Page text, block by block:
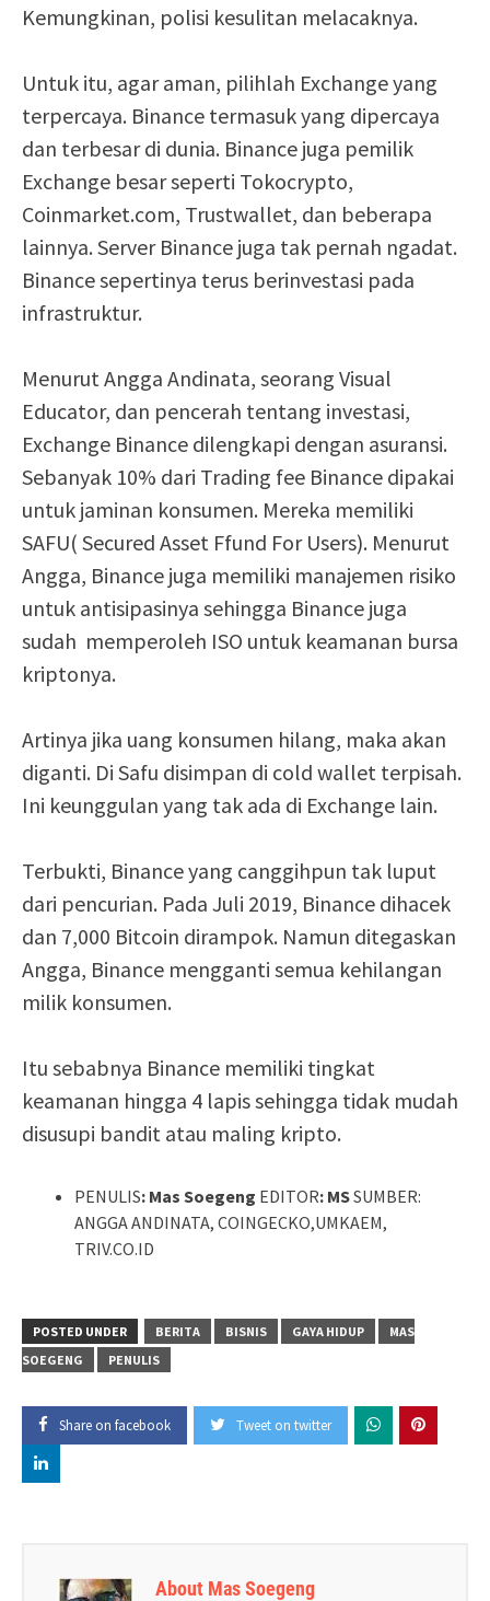
Kemungkinan, polisi kesulitan melacaknya.
Untuk itu, agar aman, pilihlah Exchange yang
terpercaya. Binance termasuk yang dipercaya
dan terbesar di dunia. Binance juga pemilik
Exchange besar seperti Tokocrypto,
Coinmarket.com, Trustwallet, dan beberapa
lainnya. Server Binance juga tak pernah ngadat.
Binance sepertinya terus berinvestasi pada
infrastruktur.
Menurut Angga Andinata, seorang Visual
Educator, dan pencerah tentang investasi,
Exchange Binance dilengkapi dengan asuransi.
Sebanyak 10% dari Trading fee Binance dipakai
untuk jaminan konsumen. Mereka memiliki
SAFU( Secured Asset Ffund For Users). Menurut
Angga, Binance juga memiliki manajemen risiko
untuk antisipasinya sehingga Binance juga
sudah memperoleh ISO untuk keamanan bursa
kriptonya.
Artinya jika uang konsumen hilang, maka akan
diganti. Di Safu disimpan di cold wallet terpisah.
Ini keunggulan yang tak ada di Exchange lain.
Terbukti, Binance yang canggihpun tak luput
dari pencurian. Pada Juli 2019, Binance dihacek
dan 7,000 Bitcoin dirampok. Namun ditegaskan
Angga, Binance mengganti semua kehilangan
milik konsumen.
Itu sebabnya Binance memiliki tingkat
keamanan hingga 4 lapis sehingga tidak mudah
disusupi bandit atau maling kripto.
PENULIS: Mas Soegeng EDITOR: MSSUMBER:
ANGGA ANDINATA, COINGECKO,UMKAEM,
TRIV.CO.ID
POSTED UNDER BERITA BISNIS GAYA HIDUP
MAS
SOEGENG
PENULIS
Share on facebook Tweet on twitter
About Mas Soegeng